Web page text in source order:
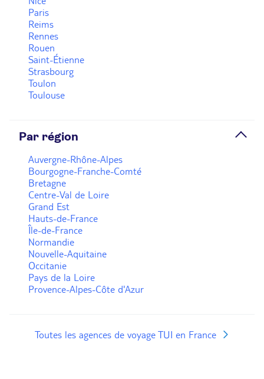
Paris
Reims
Rennes
Rouen
Saint-Étienne
Strasbourg
Toulon
Toulouse
Par région
Auvergne-Rhône-Alpes
Bourgogne-Franche-Comté
Bretagne
Centre-Val de Loire
Grand Est
Hauts-de-France
Île-de-France
Normandie
Nouvelle-Aquitaine
Occitanie
Pays de la Loire
Provence-Alpes-Côte d'Azur
Toutes les agences de voyage TUI en France